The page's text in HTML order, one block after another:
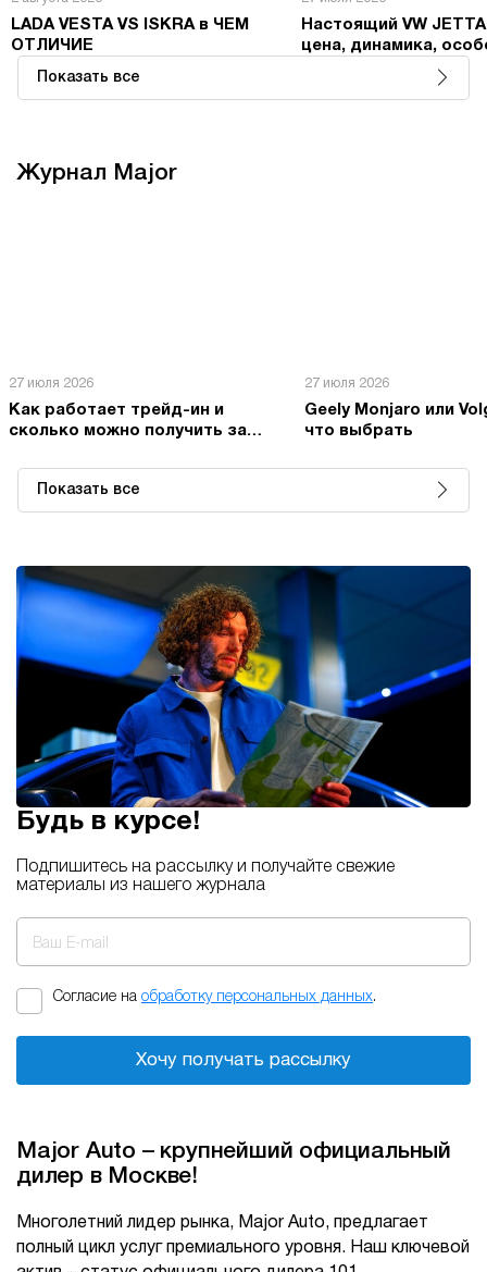
LADA VESTA VS ISKRA в ЧЕМ
ОТЛИЧИЕ
Настоящий VW JETTA
цена, динамика,
Показать все
Журнал Major
Как работает трейд-ин и
сколько можно получить за
27 июля 2026
Geely Monjaro или
что выбрать
27 июля 2026
Показать все
Будь в курсе!
Подпишитесь на рассылку и получайте свежие
материалы из нашего журнала
Ваш E-mail
Согласие на обработку персональных данных.
Хочу получать рассылку
Major Auto – крупнейший официальный
дилер в Москве!
Многолетний лидер рынка, Major Auto, предлагает
полный цикл услуг премиального уровня. Наш ключевой